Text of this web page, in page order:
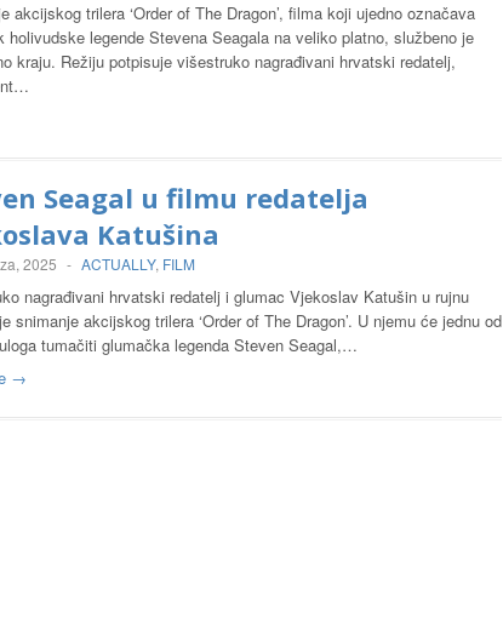
akcijskog trilera ‘Order of The Dragon’, filma koji ujedno označava
holivudske legende Stevena Seagala na veliko platno, službeno je
kraju. Režiju potpisuje višestruko nagrađivani hrvatski redatelj,
Seagal u filmu redatelja
Katušina
2025 - ACTUALLY, FILM
nagrađivani hrvatski redatelj i glumac Vjekoslav Katušin u rujnu
snimanje akcijskog trilera ‘Order of The Dragon’. U njemu će jednu od
tumačiti glumačka legenda Steven Seagal,…
→